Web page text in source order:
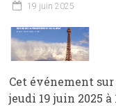
19 juin 2025
Cet événement
jeudi 19 juin 2025